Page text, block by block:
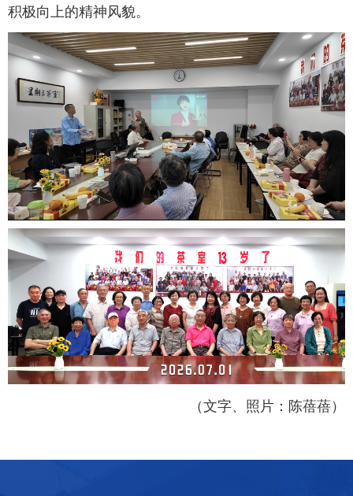
积极向上的精神风貌。
（文字、照片：陈蓓蓓）